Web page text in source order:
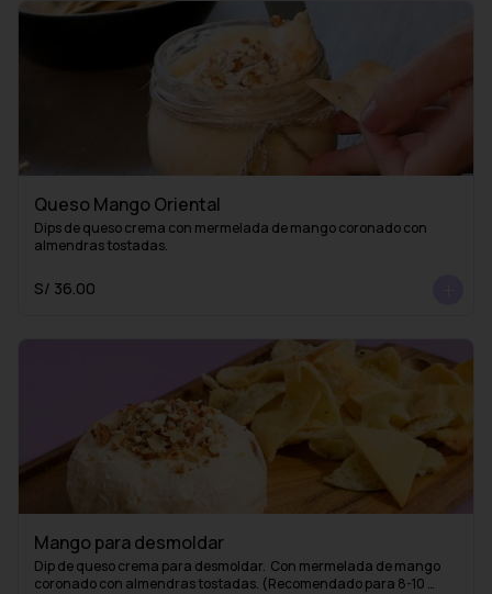
Queso Mango Oriental
Dips de queso crema con mermelada de mango coronado con
almendras tostadas.
S/ 36.00
Mango para desmoldar
Dip de queso crema para desmoldar.  Con mermelada de mango
coronado con almendras tostadas. (Recomendado para 8-10